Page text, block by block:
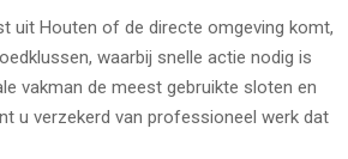
uit Houten of de directe omgeving komt,
waarbij snelle actie nodig is
vakman de meest gebruikte sloten en
u verzekerd van professioneel werk dat